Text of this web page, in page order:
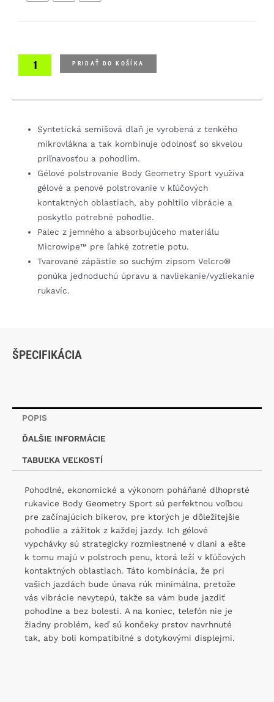
Body
Long
Finger
rukavice
PRIDAŤ DO KOŠÍKA
Syntetická semišová dlaň je vyrobená z tenkého
mikrovlákna a tak kombinuje odolnosť so skvelou
priľnavosťou a pohodlím.
Gélové polstrovanie Body Geometry Sport využíva
gélové a penové polstrovanie v kľúčových
kontaktných oblastiach, aby pohltilo vibrácie a
poskytlo potrebné pohodlie.
Palec z jemného a absorbujúceho materiálu
Microwipe™ pre ľahké zotretie potu.
Tvarované zápästie so suchým zipsom Velcro®
ponúka jednoduchú úpravu a navliekanie/vyzliekanie
rukavíc.
ŠPECIFIKÁCIA
POPIS
ĎALŠIE INFORMÁCIE
TABUĽKA VEĽKOSTÍ
Pohodlné, ekonomické a výkonom poháňané dlhoprsté
rukavice Body Geometry Sport sú perfektnou voľbou
pre začínajúcich bikerov, pre ktorých je dôležitejšie
pohodlie a zážitok z každej jazdy. Ich gélové
vypchávky sú strategicky rozmiestnené v dlani a ešte
k tomu majú v polstroch penu, ktorá leží v kľúčových
kontaktných oblastiach. Táto kombinácia, že pri
vašich jazdách bude únava rúk minimálna, pretože
vás vibrácie nevytepú, takže sa vám bude jazdiť
pohodlne a bez bolesti. A na koniec, telefón nie je
žiadny problém, keď sú končeky prstov navrhnuté
tak, aby boli kompatibilné s dotykovými displejmi.